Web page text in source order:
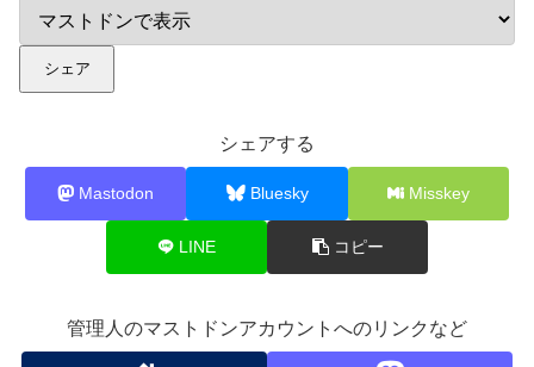
シェア
シェアする
Mastodon Bluesky Misskey
LINE コピー
管理人のマストドンアカウントへのリンクなど